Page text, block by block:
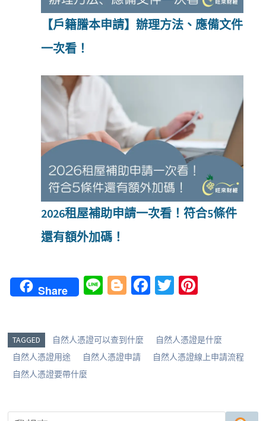
【戶籍謄本申請】辦理方法、應備文件
一次看！
2026租屋補助申請一次看！符合5條件
還有額外加碼！
Share
Li Bl
g
er
Fa
o
o
T
er es
t
TAGGED 自然人憑證可以查到什麼
自然人憑證是什麼
自然人憑證用途
自然人憑證申請
自然人憑證線上申請流程
自然人憑證要帶什麼